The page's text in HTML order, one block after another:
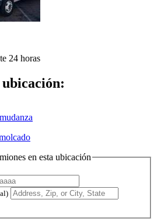
24 horas
ubicación:
en esta ubicación